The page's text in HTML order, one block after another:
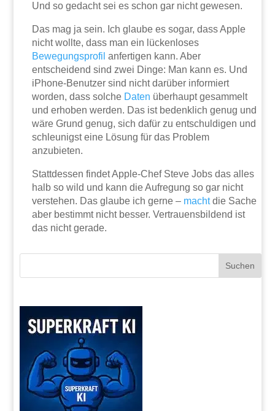
Und so gedacht sei es schon gar nicht gewesen.
Das mag ja sein. Ich glaube es sogar, dass Apple
nicht wollte, dass man ein lückenloses
Bewegungsprofil anfertigen kann. Aber
entscheidend sind zwei Dinge: Man kann es. Und
iPhone-Benutzer sind nicht darüber informiert
worden, dass solche Daten überhaupt gesammelt
und erhoben werden. Das ist bedenklich genug und
wäre Grund genug, sich dafür zu entschuldigen und
schleunigst eine Lösung für das Problem
anzubieten.
Stattdessen findet Apple-Chef Steve Jobs das alles
halb so wild und kann die Aufregung so gar nicht
verstehen. Das glaube ich gerne – machtdie Sache
aber bestimmt nicht besser. Vertrauensbildend ist
das nicht gerade.